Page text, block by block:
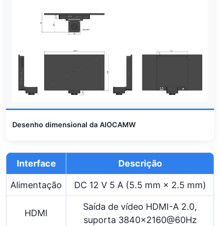
Desenho dimensional da AIOCAMW
Interface Descrição
Alimentação DC 12 V 5 A (5.5 mm × 2.5 mm)
HDMI
Saída de vídeo HDMI-A 2.0,
suporta 3840×2160@60Hz